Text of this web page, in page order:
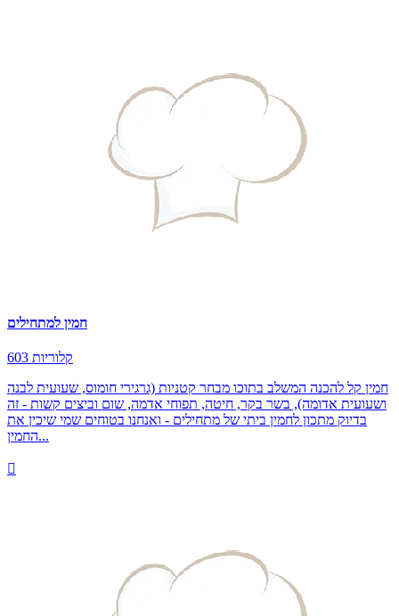
חמין למתחילים
603 קלוריות
חמין קל להכנה המשלב בתוכו מבחר קטניות (גרגירי חומוס, שעועית לבנה
ושעועית אדומה), בשר בקר, חיטה, תפוחי אדמה, שום וביצים קשות - זה
בדיוק מתכון לחמין ביתי של מתחילים - ואנחנו בטוחים שמי שיכין את
החמין...
